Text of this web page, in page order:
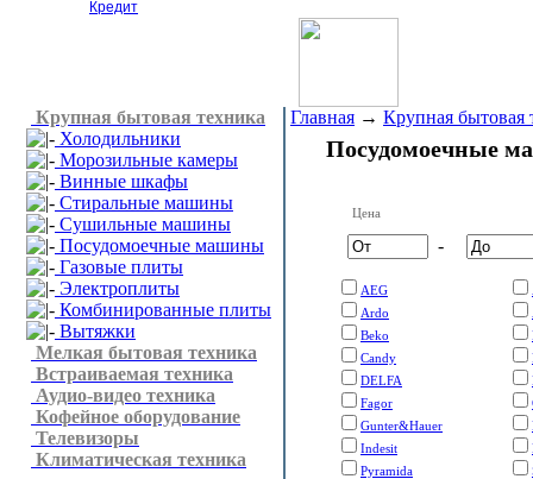
Кредит
Крупная бытовая техника
Холодильники
Морозильные камеры
Винные шкафы
Стиральные машины
Сушильные машины
Посудомоечные машины
Газовые плиты
Электроплиты
Комбинированные плиты
Вытяжки
Мелкая бытовая техника
Встраиваемая техника
Аудио-видео техника
Кофейное оборудование
Телевизоры
Климатическая техника
Главная → Крупная бытовая
Посудомоечные
Цена
-
AEG
Ardo
Beko
Candy
DELFA
Fagor
Gunter&Hauer
Indesit
Pyramida